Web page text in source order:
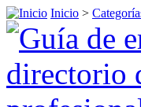
Inicio >